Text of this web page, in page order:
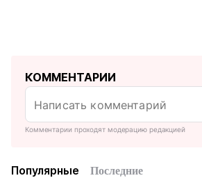
КОММЕНТАРИИ
Комментарии проходят модерацию редакцией
Популярные Последние